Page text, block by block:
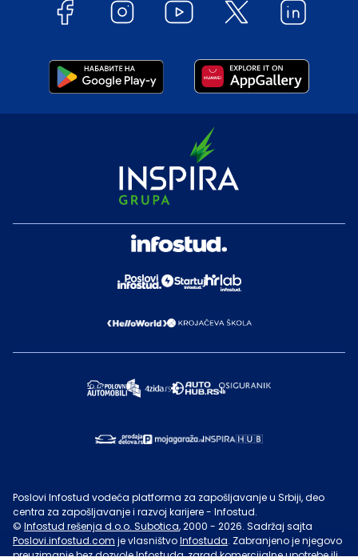
Poslovi Infostud vodeća platforma za zapošljavanje u Srbiji, deo
centra za zapošljavanje i razvoj karijere - Infostud.
© Infostud rešenja d.o.o. Subotica, 2000 - 2026. Sadržaj sajta
Poslovi.infostud.com je vlasništvoInfostuda. Zabranjeno je njegovo